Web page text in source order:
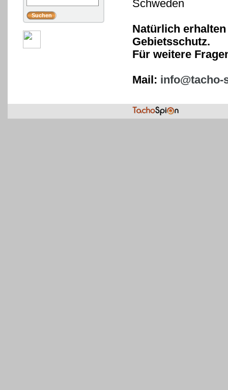
Schweden
Natürlich
Gebietsschutz.
Für weitere
Mail: info@tacho-